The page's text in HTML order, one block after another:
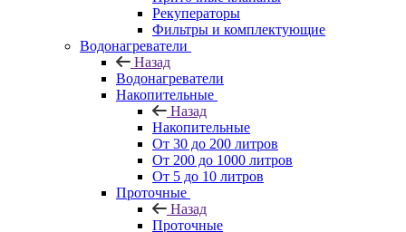
Рекуператоры
Фильтры и комплектующие
Водонагреватели
Назад
Водонагреватели
Накопительные
Назад
Накопительные
От 30 до 200 литров
От 200 до 1000 литров
От 5 до 10 литров
Проточные
Назад
Проточные